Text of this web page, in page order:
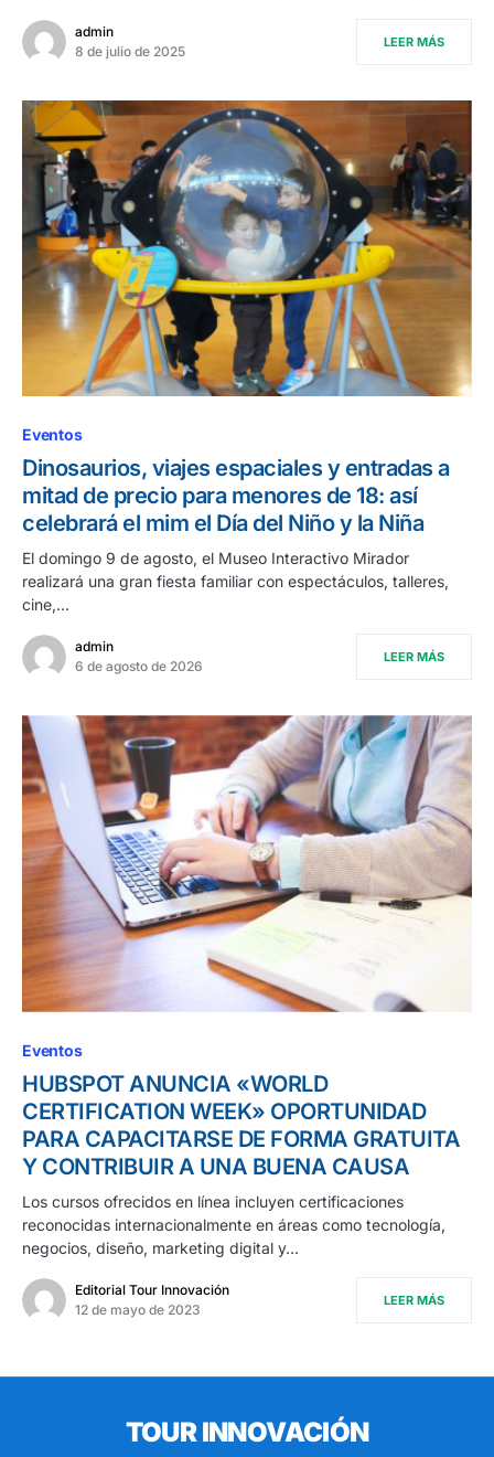
admin
8 de julio de 2025
LEER MÁS
Eventos
Dinosaurios, viajes espaciales y entradas a
mitad de precio para menores de 18: así
celebrará el mim el Día del Niño y la Niña
El domingo 9 de agosto, el Museo Interactivo Mirador
realizará una gran fiesta familiar con espectáculos, talleres,
cine,…
admin
6 de agosto de 2026
LEER MÁS
Eventos
HUBSPOT ANUNCIA «WORLD
CERTIFICATION WEEK» OPORTUNIDAD
PARA CAPACITARSE DE FORMA GRATUITA
Y CONTRIBUIR A UNA BUENA CAUSA
Los cursos ofrecidos en línea incluyen certificaciones
reconocidas internacionalmente en áreas como tecnología,
negocios, diseño, marketing digital y…
Editorial Tour Innovación
12 de mayo de 2023
LEER MÁS
TOUR INNOVACIÓN